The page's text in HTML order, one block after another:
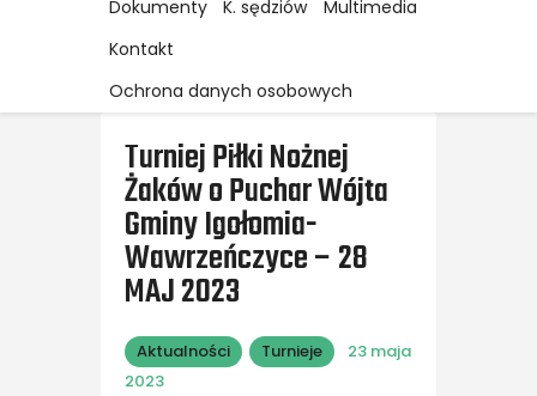
Dokumenty
K. sędziów
Multimedia
Kontakt
Ochrona danych osobowych
Turniej Piłki Nożnej
Żaków o Puchar Wójta
Gminy Igołomia-
Wawrzeńczyce – 28
MAJ 2023
Aktualności Turnieje
23 maja
2023